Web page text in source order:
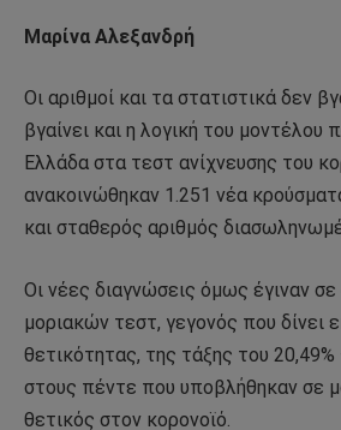
Mαρίνα Aλεξανδρή
Οι αριθμοί και τα στατιστικά δεν
βγαίνει και η λογική του μοντέλου
Ελλάδα στα τεστ ανίχνευσης του
ανακοινώθηκαν 1.251 νέα
και σταθερός αριθμός
Οι νέες διαγνώσεις όμως έγιναν
μοριακών τεστ, γεγονός που δίνει
θετικότητας, της τάξης του
στους πέντε που υποβλήθηκαν σε
θετικός στον κορονοϊό.